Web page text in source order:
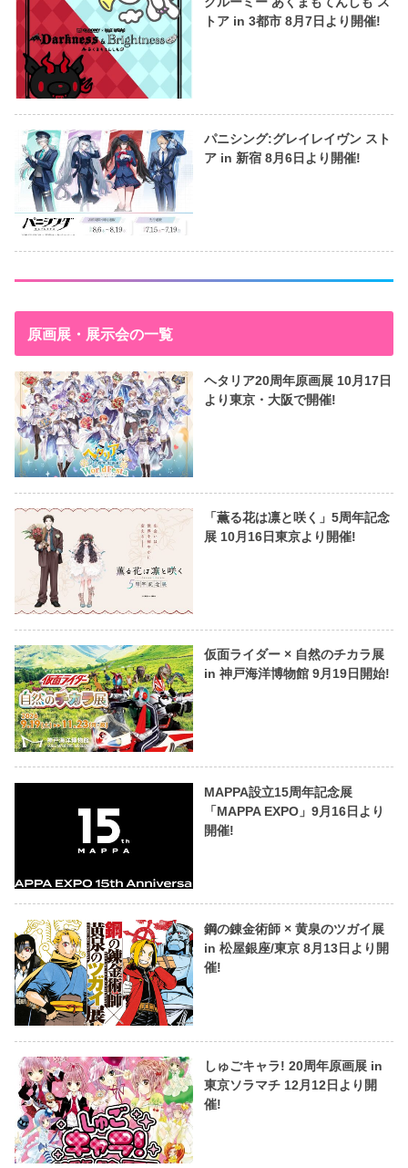
トア in 3都市 8月7日より開催!
パニシング:グレイレイヴン スト
ア in 新宿 8月6日より開催!
原画展・展示会の一覧
ヘタリア20周年原画展 10月17日
より東京・大阪で開催!
「薫る花は凛と咲く」5周年記念
展 10月16日東京より開催!
仮面ライダー × 自然のチカラ展
in 神戸海洋博物館 9月19日開始!
MAPPA設立15周年記念展
「MAPPA EXPO」9月16日より
開催!
鋼の錬金術師 × 黄泉のツガイ展
in 松屋銀座/東京 8月13日より開
催!
しゅごキャラ! 20周年原画展 in
東京ソラマチ 12月12日より開
催!